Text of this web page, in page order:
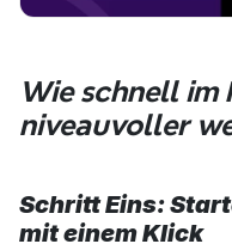
Wie schnell im
niveauvoller
Schritt Eins:
mit einem Klick